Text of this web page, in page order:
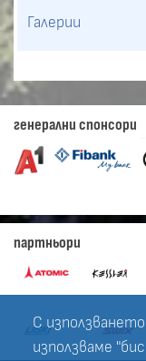
С
използваме
Галерии
генерални спонсори
партньори